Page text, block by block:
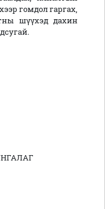
гомдол гаргах,
шүүхэд дахин